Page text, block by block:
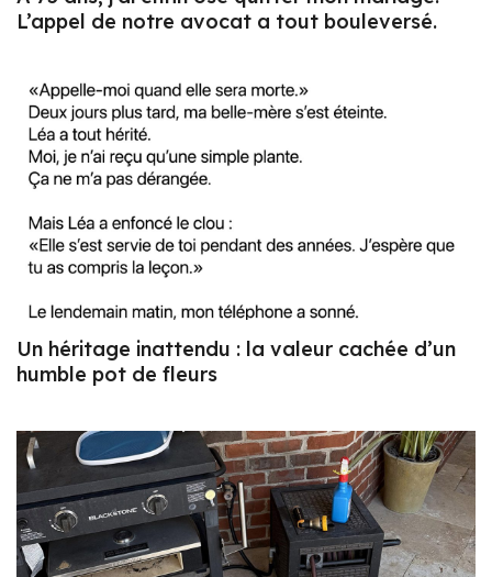
L’appel de notre avocat a tout bouleversé.
Un héritage inattendu : la valeur cachée d’un
humble pot de fleurs